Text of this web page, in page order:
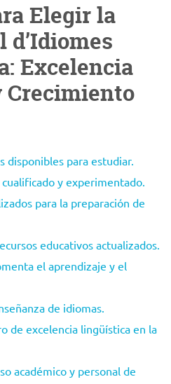
Elegir la
d’Idiomes
Excelencia
disponibles para estudiar.
y experimentado.
para la preparación de
educativos actualizados.
el aprendizaje y el
de idiomas.
de excelencia lingüística en la
académico y personal de